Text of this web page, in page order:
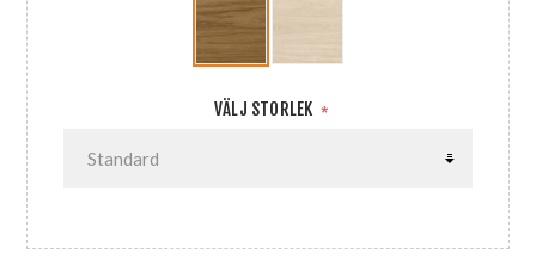
VÄLJ STORLEK *